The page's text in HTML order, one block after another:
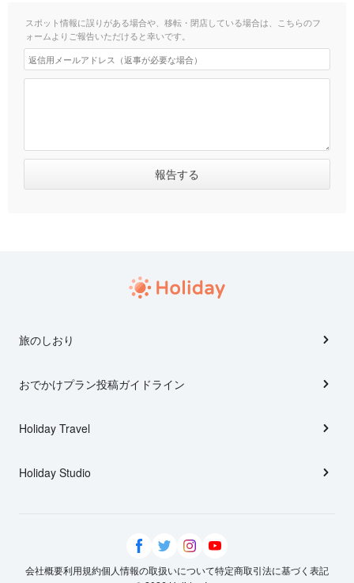
スポット情報に誤りがある場合や、移転・閉店している場合は、こちらのフ
ォームよりご報告いただけると幸いです。
旅のしおり
おでかけプラン投稿ガイドライン
Holiday Travel
Holiday Studio
会社概要利用規約個人情報の取扱いについて特定商取引法に基づく表記